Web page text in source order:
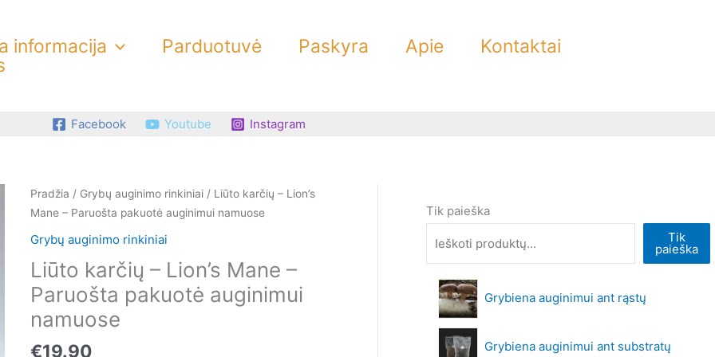
informacija Parduotuvė Paskyra Apie
Kontaktai
Facebook Youtube Instagram
Pradžia / Grybų auginimo rinkiniai / Liūto karčių – Lion’s
Mane – Paruošta pakuotė auginimui namuose
Grybų auginimo rinkiniai
Liūto karčių – Lion’s Mane –
Paruošta pakuotė auginimui
namuose
€19.90
produkto
kiekis:
karčių
Lion's
Mane
–
Paruošta
Tik paieška
Tik
paieška
Grybiena auginimui ant rąstų
Grybiena auginimui ant substratų